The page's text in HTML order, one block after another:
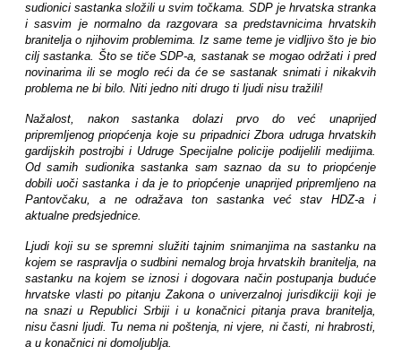
sudionici sastanka složili u svim točkama. SDP je hrvatska stranka
i sasvim je normalno da razgovara sa predstavnicima hrvatskih
branitelja o njihovim problemima. Iz same teme je vidljivo što je bio
cilj sastanka. Što se tiče SDP-a, sastanak se mogao održati i pred
novinarima ili se moglo reći da će se sastanak snimati i nikakvih
problema ne bi bilo. Niti jedno niti drugo ti ljudi nisu tražili!
Nažalost, nakon sastanka dolazi prvo do već unaprijed
pripremljenog priopćenja koje su pripadnici Zbora udruga hrvatskih
gardijskih postrojbi i Udruge Specijalne policije podijelili medijima.
Od samih sudionika sastanka sam saznao da su to priopćenje
dobili uoči sastanka i da je to priopćenje unaprijed pripremljeno na
Pantovčaku, a ne odražava ton sastanka već stav HDZ-a i
aktualne predsjednice.
Ljudi koji su se spremni služiti tajnim snimanjima na sastanku na
kojem se raspravlja o sudbini nemalog broja hrvatskih branitelja, na
sastanku na kojem se iznosi i dogovara način postupanja buduće
hrvatske vlasti po pitanju Zakona o univerzalnoj jurisdikciji koji je
na snazi u Republici Srbiji i u konačnici pitanja prava branitelja,
nisu časni ljudi. Tu nema ni poštenja, ni vjere, ni časti, ni hrabrosti,
a u konačnici ni domoljublja.